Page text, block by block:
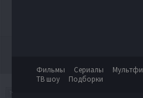
Фильмы Сериалы
ТВ шоу
Подборки